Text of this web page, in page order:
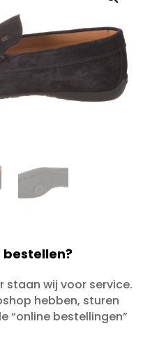
bestellen?
staan wij voor service.
hebben, sturen
“online bestellingen”